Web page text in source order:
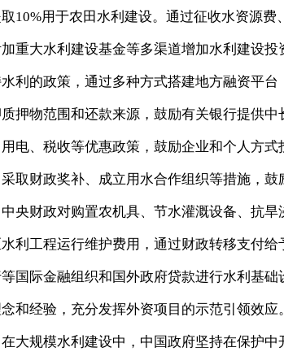
10%用于农田水利建设。通过征收水资源
重大水利建设基金等多渠道增加水利建设
利的政策，通过多种方式搭建地方融资平
押物范围和还款来源，鼓励有关银行提供
电、税收等优惠政策，鼓励企业和个人方
取财政奖补、成立用水合作组织等措施，
央财政对购置农机具、节水灌溉设备、抗
利工程运行维护费用，通过财政转移支付
国际金融组织和国外政府贷款进行水利基
和经验，充分发挥外资项目的示范引领效应。
规模水利建设中，中国政府坚持在保护中